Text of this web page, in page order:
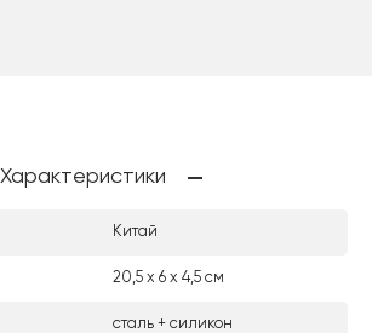
Характеристики
Китай
20,5 х 6 х 4,5 см
сталь + силикон